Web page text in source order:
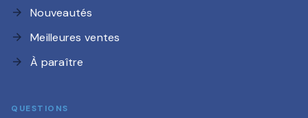
arrow_forward Nouveautés
arrow_forward Meilleures ventes
arrow_forward À paraître
QUESTIONS